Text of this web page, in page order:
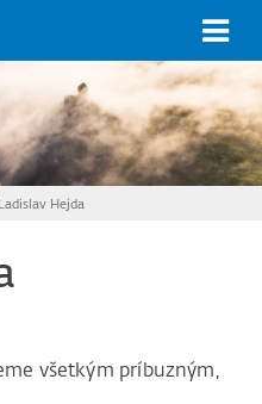
Ladislav Hejda
všetkým príbuzným,